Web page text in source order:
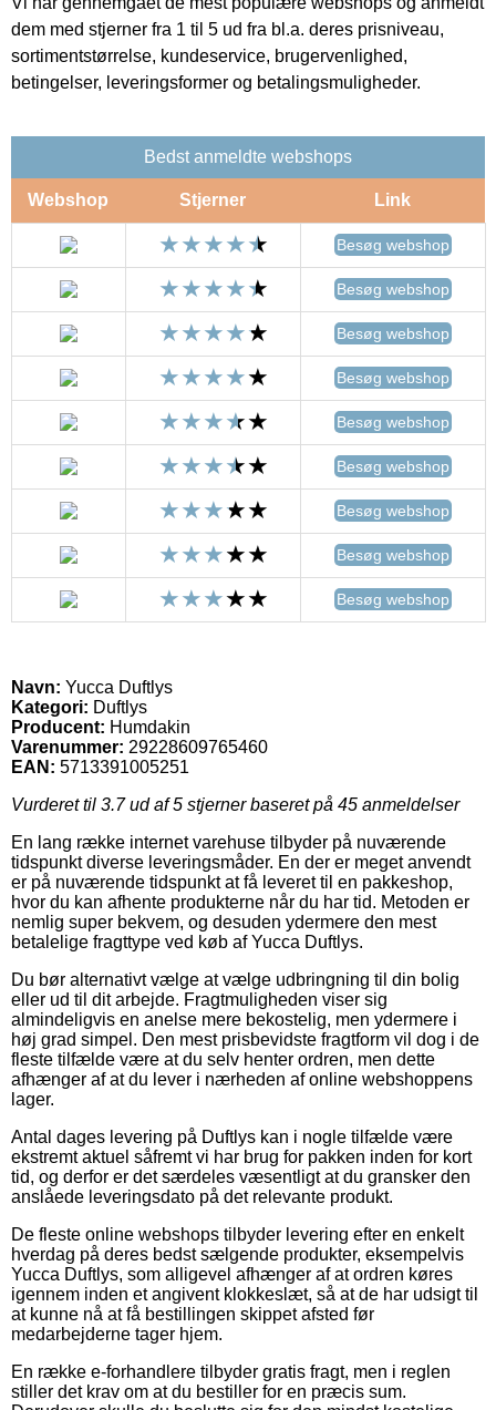
dem med stjerner fra 1 til 5 ud fra bl.a. deres prisniveau,
sortimentstørrelse, kundeservice, brugervenlighed,
betingelser, leveringsformer og betalingsmuligheder.
Bedst anmeldte webshops
Webshop Stjerner Link
Besøg webshop
Besøg webshop
Besøg webshop
Besøg webshop
Besøg webshop
Besøg webshop
Besøg webshop
Besøg webshop
Besøg webshop
Navn: Yucca Duftlys
Kategori: Duftlys
Producent: Humdakin
Varenummer: 29228609765460
EAN: 5713391005251
Vurderet til 3.7ud af 5 stjerner baseret på 45 anmeldelser
En lang række internet varehuse tilbyder på nuværende
tidspunkt diverse leveringsmåder. En der er meget anvendt
er på nuværende tidspunkt at få leveret til en pakkeshop,
hvor du kan afhente produkterne når du har tid. Metoden er
nemlig super bekvem, og desuden ydermere den mest
betalelige fragttype ved køb af Yucca Duftlys.
Du bør alternativt vælge at vælge udbringning til din bolig
eller ud til dit arbejde. Fragtmuligheden viser sig
almindeligvis en anelse mere bekostelig, men ydermere i
høj grad simpel. Den mest prisbevidste fragtform vil dog i de
fleste tilfælde være at du selv henter ordren, men dette
afhænger af at du lever i nærheden af online webshoppens
lager.
Antal dages levering på Duftlys kan i nogle tilfælde være
ekstremt aktuel såfremt vi har brug for pakken inden for kort
tid, og derfor er det særdeles væsentligt at du gransker den
anslåede leveringsdato på det relevante produkt.
De fleste online webshops tilbyder levering efter en enkelt
hverdag på deres bedst sælgende produkter, eksempelvis
Yucca Duftlys, som alligevel afhænger af at ordren køres
igennem inden et angivent klokkeslæt, så at de har udsigt til
at kunne nå at få bestillingen skippet afsted før
medarbejderne tager hjem.
En række e-forhandlere tilbyder gratis fragt, men i reglen
stiller det krav om at du bestiller for en præcis sum.